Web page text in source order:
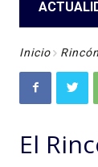
Inicio
El